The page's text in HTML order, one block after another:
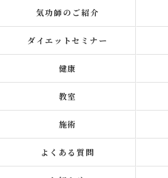
気功師のご紹介
ダイエットセミナー
健康
教室
施術
よくある質問